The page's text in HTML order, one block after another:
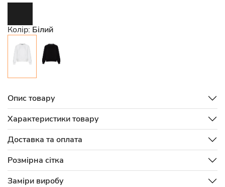
Колір: Білий
Опис товару
Характеристики товару
Доставка та оплата
Розмірна сітка
Заміри виробу